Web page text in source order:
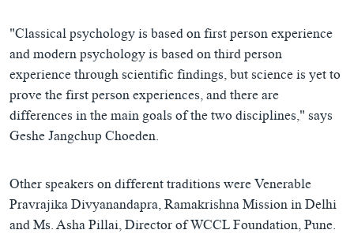
"Classical psychology is based on first person experience
and modern psychology is based on third person
experience through scientific findings, but science is yet to
prove the first person experiences, and there are
differences in the main goals of the two disciplines," says
Geshe Jangchup Choeden.
Other speakers on different traditions were Venerable
Pravrajika Divyanandapra, Ramakrishna Mission in Delhi
and Ms. Asha Pillai, Director of WCCL Foundation, Pune.